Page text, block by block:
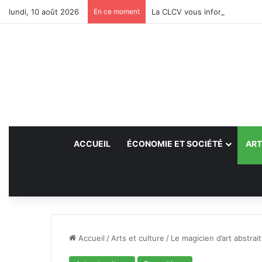
lundi, 10 août 2026 En ce moment La CLCV vous informe
ACCUEIL ÉCONOMIE ET SOCIÉTÉ
Accueil / Arts et culture / Le magicien d’art